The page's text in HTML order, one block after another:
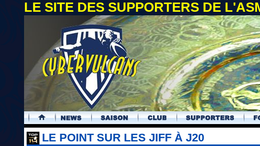
LE SITE DES SUPPORTERS DE
.
LE POINT SUR LES JIFF À J20